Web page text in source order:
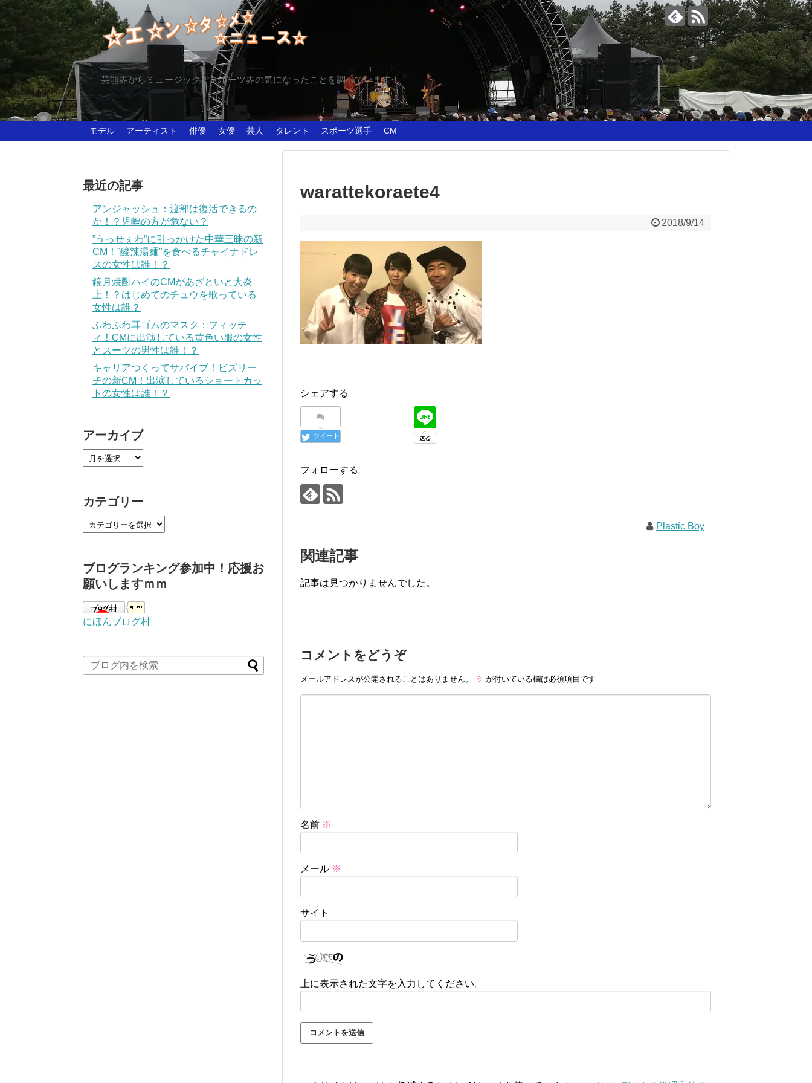
芸能界からミュージック、スポーツ界の気になったことを調べています！
モデル アーティスト 俳優 女優 芸人 タレント スポーツ選手 CM
warattekoraete4
2018/9/14
シェアする
ツイート
フォローする
Plastic Boy
関連記事
記事は見つかりませんでした。
コメントをどうぞ
メールアドレスが公開されることはありません。 ※ が付いている欄は必須項目です
名前 ※
メール ※
サイト
上に表示された文字を入力してください。
最近の記事
アンジャッシュ：渡部は復活できるの
か！？児嶋の方が危ない？
”うっせぇわ”に引っかけた中華三昧の新
CM！”酸辣湯麺”を食べるチャイナドレ
スの女性は誰！？
鏡月焼酎ハイのCMがあざといと大炎
上！？はじめてのチュウを歌っている
女性は誰？
ふわふわ耳ゴムのマスク：フィッテ
ィ！CMに出演している黄色い服の女性
とスーツの男性は誰！？
キャリアつくってサバイブ！ビズリー
チの新CM！出演しているショートカッ
トの女性は誰！？
アーカイブ
カテゴリー
ブログランキング参加中！応援お
願いしますｍｍ
にほんブログ村